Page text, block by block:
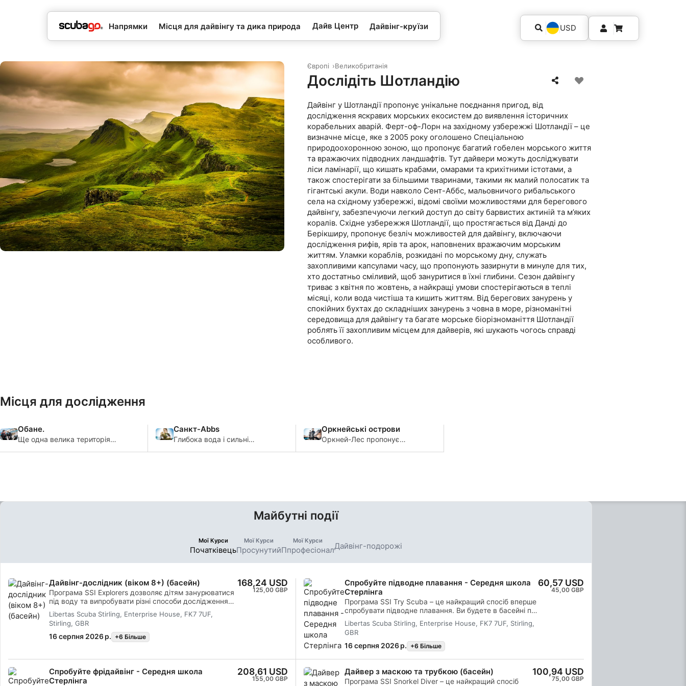
Напрямки Місця для дайвінгу та дика природа Дайв Центр Дайвінг-круїзи USD
Європі Великобританія
Дослідіть Шотландію
Дайвінг у Шотландії пропонує унікальне поєднання пригод, від
дослідження яскравих морських екосистем до виявлення історичних
корабельних аварій. Ферт-оф-Лорн на західному узбережжі Шотландії – це
визначне місце, яке з 2005 року оголошено Спеціальною
природоохоронною зоною, що пропонує багатий гобелен морського життя
та вражаючих підводних ландшафтів. Тут дайвери можуть досліджувати
ліси ламінарії, що кишать крабами, омарами та крихітними істотами, а
також спостерігати за більшими тваринами, такими як малий полосатик та
гігантські акули. Води навколо Сент-Аббс, мальовничого рибальського
села на східному узбережжі, відомі своїми можливостями для берегового
дайвінгу, забезпечуючи легкий доступ до світу барвистих актиній та м’яких
коралів. Східне узбережжя Шотландії, що простягається від Данді до
Берікширу, пропонує безліч можливостей для дайвінгу, включаючи
дослідження рифів, ярів та арок, наповнених вражаючим морським
життям. Уламки кораблів, розкидані по морському дну, служать
захопливими капсулами часу, що пропонують зазирнути в минуле для тих,
хто достатньо сміливий, щоб зануритися в їхні глибини. Сезон дайвінгу
триває з квітня по жовтень, а найкращі умови спостерігаються в теплі
місяці, коли вода чистіша та кишить життям. Від берегових занурень у
спокійних бухтах до складніших занурень з човна в море, різноманітні
середовища для дайвінгу та багате морське біорізноманіття Шотландії
роблять її захопливим місцем для дайверів, які шукають чогось справді
особливого.
Місця для дослідження
Обане.
Ще одна велика територія
Санкт-Abbs
Глибока вода і сильні
Оркнейські острови
Оркней-Лес пропонує
Майбутні події
Мої Курси
Початківець
Мої Курси
Просунутий
Мої Курси
ПпрофесіоналДайвінг-подорожі
Дайвінг-дослідник (віком 8+) (басейн)
Програма SSI Explorers дозволяє дітям занурюватися
під воду та випробувати різні способи дослідження
водного світу навколо них. Вони отримають міцну
основу в галузі охорони океану та матимуть
можливість випробувати чотири основні водні
пригоди: підводне плавання, дайвінг, фрідайвінг та
плавання, як справжня русалка. Учасники SSI
дайвінг, продовжуючи свій підводний досвід за
допомогою спеціалізованих курсів, таких як екологія
морських ссавців, підводна фотографія, а також 20
Libertas Scuba Stirling, Enterprise House, FK7 7UF,
Stirling, GBR
16 серпня 2026 р. +6 Бiльше
168,24 USD
125,00 GBP
Спробуйте підводне плавання - Середня школа
Стерлінга
Програма SSI Try Scuba – це найкращий спосіб вперше
спробувати підводне плавання. Ви будете в басейні під
доглядом інструктора, тож зможете насолодитися
першими незабутніми вдихами під водою та відчути
магію підводного плавання. Після закінчення цього
короткого курсу ви отримаєте свою картку визнання
SSI Try Scuba та, безсумнівно, захочете знову
пригоди з підводного плавання, і цей курс – саме те, з
чого все починається. Почніть сьогодні!
Libertas Scuba Stirling, Enterprise House, FK7 7UF, Stirling,
GBR
16 серпня 2026 р. +6 Бiльше
60,57 USD
45,00 GBP
Спробуйте фрідайвінг - Середня школа
Стерлінга
208,61 USD
155,00 GBP
Дайвер з маскою та трубкою (басейн)
Програма SSI Snorkel Diver – це найкращий спосіб
100,94 USD
75,00 GBP